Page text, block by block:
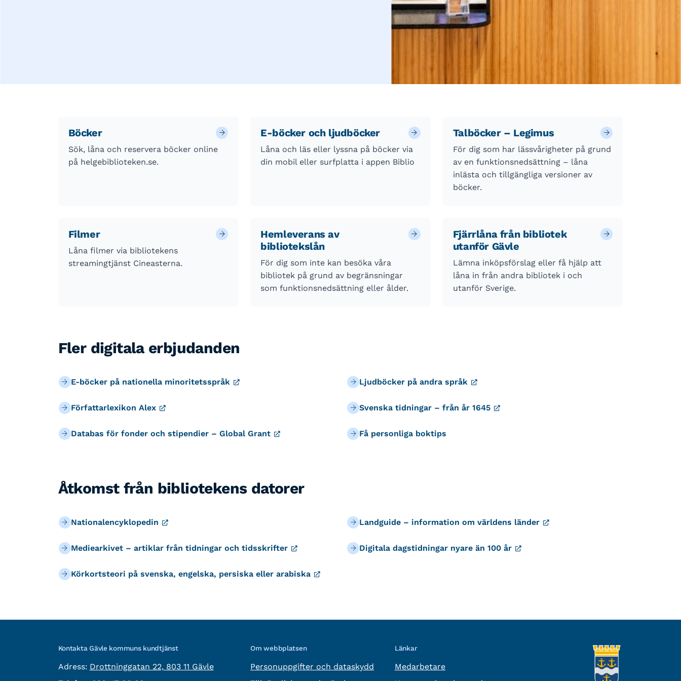
Böcker
Sök, låna och reservera böcker online
på helgebiblioteken.se.
E-böcker och ljudböcker
Låna och läs eller lyssna på böcker via
din mobil eller surfplatta i appen Biblio
Talböcker – Legimus
För dig som har lässvårigheter på grund
av en funktionsnedsättning – låna
inlästa och tillgängliga versioner av
böcker.
Filmer
Låna filmer via bibliotekens
streamingtjänst Cineasterna.
Hemleverans av
bibliotekslån
För dig som inte kan besöka våra
bibliotek på grund av begränsningar
som funktionsnedsättning eller ålder.
Fjärrlåna från bibliotek
utanför Gävle
Lämna inköpsförslag eller få hjälp att
låna in från andra bibliotek i och
utanför Sverige.
Fler digitala erbjudanden
E-böcker på nationella minoritetsspråk Ljudböcker på andra språk
Författarlexikon Alex Svenska tidningar – från år 1645
Databas för fonder och stipendier – Global Grant Få personliga boktips
Åtkomst från bibliotekens datorer
Nationalencyklopedin Landguide – information om världens länder
Mediearkivet – artiklar från tidningar och tidsskrifter Digitala dagstidningar nyare än 100 år
Körkortsteori på svenska, engelska, persiska eller arabiska
Kontakta Gävle kommuns kundtjänst
Adress: besöksadress:
Drottninggatan 22, 803 11 Gävle
Om webbplatsen
Personuppgifter och dataskydd
Länkar
Medarbetare